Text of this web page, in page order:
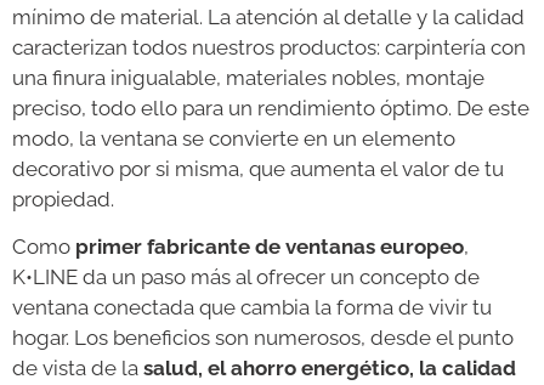
mínimo de material. La atención al detalle y la calidad
caracterizan todos nuestros productos: carpintería con
una finura inigualable, materiales nobles, montaje
preciso, todo ello para un rendimiento óptimo. De este
modo, la ventana se convierte en un elemento
decorativo por si misma, que aumenta el valor de tu
propiedad.
Como primer fabricante de ventanas europeo,
K•LINE da un paso más al ofrecer un concepto de
ventana conectada que cambia la forma de vivir tu
hogar. Los beneficios son numerosos, desde el punto
de vista de la salud, el ahorro energético, la calidad